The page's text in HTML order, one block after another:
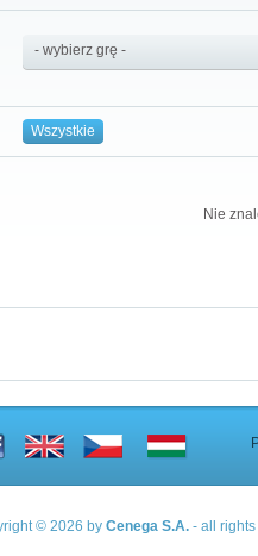
Wszystkie
Nie
© 2026 by Cenega S.A.- all rights